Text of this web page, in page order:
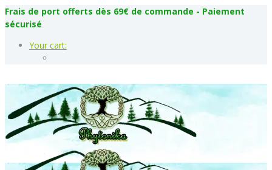
Frais de port offerts dès 69€ de commande - Paiement
sécurisé
Your cart: